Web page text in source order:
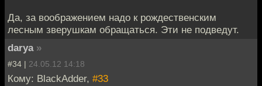
Да, за воображением надо к рождественским
лесным зверушкам обращаться. Эти не подведут.
darya »
#34 | 24.05.12 14:18
Кому: BlackAdder, #33